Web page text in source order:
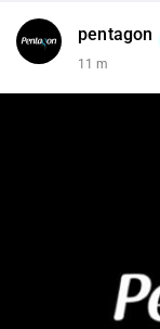
pentagon
11 m